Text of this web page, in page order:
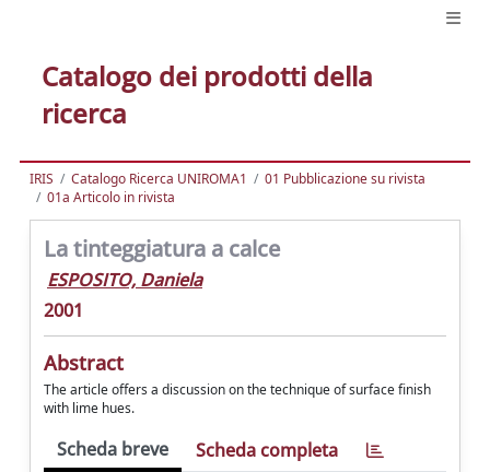
Catalogo dei prodotti della
ricerca
IRIS Catalogo Ricerca UNIROMA1
01 Pubblicazione su rivista
01a Articolo in rivista
La tinteggiatura a calce
ESPOSITO, Daniela
2001
Abstract
The article offers a discussion on the technique of surface finish
with lime hues.
Scheda breve Scheda completa